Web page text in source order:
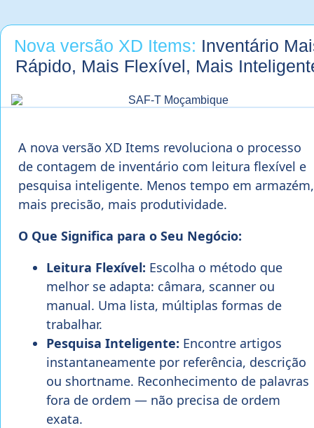
Nova versão XD Items: Inventário
Rápido, Mais Flexível, Mais
A nova versão XD Items revoluciona o processo
de contagem de inventário com leitura flexível e
pesquisa inteligente. Menos tempo em armazém,
mais precisão, mais produtividade.
O Que Significa para o Seu Negócio:
Leitura Flexível: Escolha o método que
melhor se adapta: câmara, scanner ou
manual. Uma lista, múltiplas formas de
trabalhar.
Pesquisa Inteligente: Encontre artigos
instantaneamente por referência, descrição
ou shortname. Reconhecimento de palavras
fora de ordem — não precisa de ordem
exata.